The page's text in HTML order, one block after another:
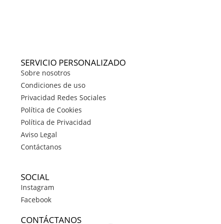
SERVICIO PERSONALIZADO
Sobre nosotros
Condiciones de uso
Privacidad Redes Sociales
Política de Cookies
Política de Privacidad
Aviso Legal
Contáctanos
SOCIAL
Instagram
Facebook
CONTÁCTANOS